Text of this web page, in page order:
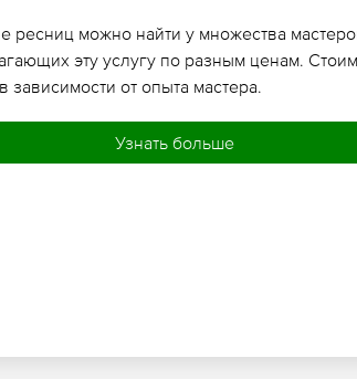
ресниц можно найти у множества
эту услугу по разным ценам.
зависимости от опыта мастера.
Узнать больше